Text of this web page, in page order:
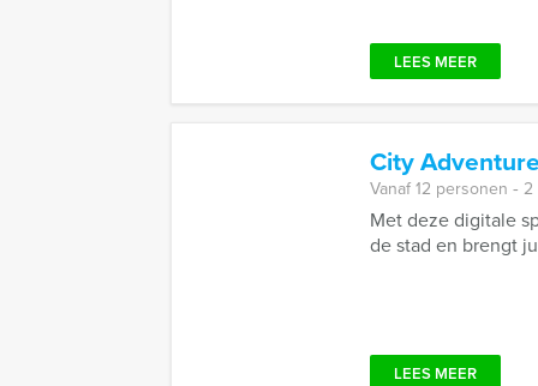
LEES MEER
City
Vanaf 12 personen ‐
Met deze digitale
de stad en brengt
LEES MEER